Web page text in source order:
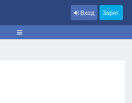
Вход Зарег.